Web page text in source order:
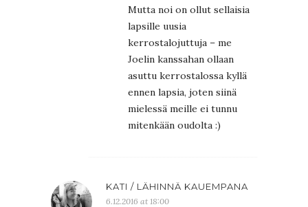
Mutta noi on ollut sellaisia
lapsille uusia
kerrostalojuttuja – me
Joelin kanssahan ollaan
asuttu kerrostalossa kyllä
ennen lapsia, joten siinä
mielessä meille ei tunnu
mitenkään oudolta :)
KATI / LÄHINNÄ KAUEMPANA
6.12.2016 at 18:00